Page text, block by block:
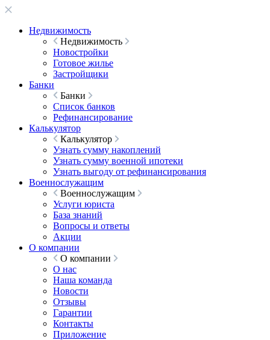
Недвижимость
Недвижимость
Новостройки
Готовое жилье
Застройщики
Банки
Банки
Список банков
Рефинансирование
Калькулятор
Калькулятор
Узнать сумму накоплений
Узнать сумму военной ипотеки
Узнать выгоду от рефинансирования
Военнослужащим
Военнослужащим
Услуги юриста
База знаний
Вопросы и ответы
Акции
О компании
О компании
О нас
Наша команда
Новости
Отзывы
Гарантии
Контакты
Приложение